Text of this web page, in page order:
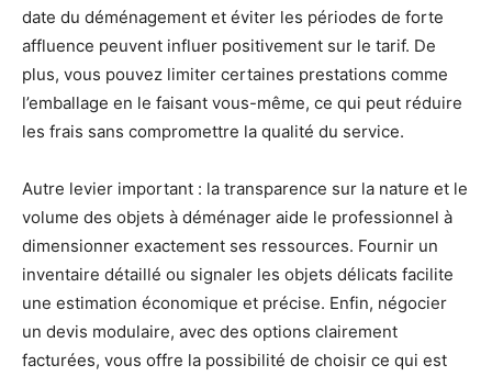
date du déménagement et éviter les périodes de forte
affluence peuvent influer positivement sur le tarif. De
plus, vous pouvez limiter certaines prestations comme
l’emballage en le faisant vous-même, ce qui peut réduire
les frais sans compromettre la qualité du service.
Autre levier important : la transparence sur la nature et le
volume des objets à déménager aide le professionnel à
dimensionner exactement ses ressources. Fournir un
inventaire détaillé ou signaler les objets délicats facilite
une estimation économique et précise. Enfin, négocier
un devis modulaire, avec des options clairement
facturées, vous offre la possibilité de choisir ce qui est